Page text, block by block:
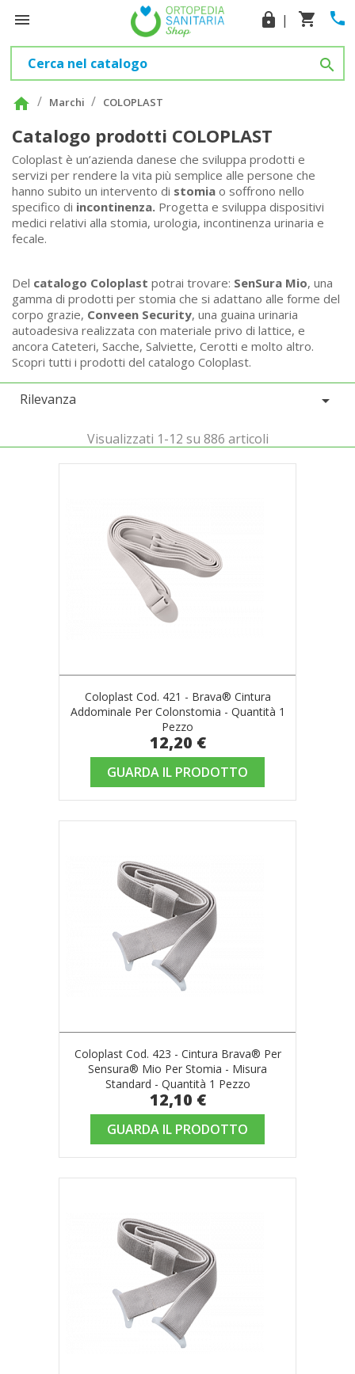
 phone
shopping_cart
lock |

home Marchi COLOPLAST
Catalogo prodotti COLOPLAST
Coloplast è un’azienda danese che sviluppa prodotti e
servizi per rendere la vita più semplice alle persone che
hanno subito un intervento di stomia o soffrono nello
specifico di incontinenza. Progetta e sviluppa dispositivi
medici relativi alla stomia, urologia, incontinenza urinaria e
fecale.
Del catalogo Coloplast potrai trovare: SenSura Mio, una
gamma di prodotti per stomia che si adattano alle forme del
corpo grazie, Conveen Security, una guaina urinaria
autoadesiva realizzata con materiale privo di lattice, e
ancora Cateteri, Sacche, Salviette, Cerotti e molto altro.
Scopri tutti i prodotti del catalogo Coloplast.
Rilevanza 
Visualizzati 1-12 su 886 articoli
Coloplast Cod. 421 - Brava® Cintura
Addominale Per Colonstomia - Quantità 1
Pezzo
12,20 €
GUARDA IL PRODOTTO
Coloplast Cod. 423 - Cintura Brava® Per
Sensura® Mio Per Stomia - Misura
Standard - Quantità 1 Pezzo
12,10 €
GUARDA IL PRODOTTO